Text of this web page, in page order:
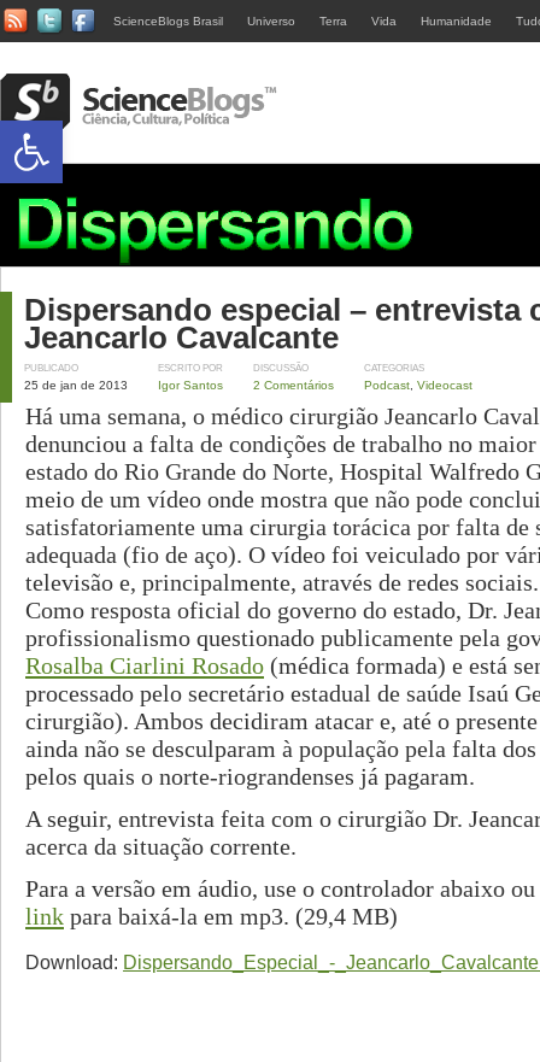
ScienceBlogs Brasil Universo Terra Vida Humanidade
Dispersando especial – entrevista
Jeancarlo Cavalcante
PUBLICADO
25 de jan de 2013
ESCRITO POR
Igor Santos
DISCUSSÃO
2 Comentários
CATEGORIAS
Podcast Videocast
Há uma semana, o médico cirurgião Jeancarlo
denunciou a falta de condições de trabalho no
estado do Rio Grande do Norte, Hospital Walfredo
meio de um vídeo onde mostra que não pode
satisfatoriamente uma cirurgia torácica por falta de
adequada (fio de aço). O vídeo foi veiculado por
televisão e, principalmente, através de redes sociais.
Como resposta oficial do governo do estado, Dr.
profissionalismo questionado publicamente pela
Rosalba Ciarlini Rosado (médica formada) e está
processado pelo secretário estadual de saúde Isaú
cirurgião). Ambos decidiram atacar e, até o
ainda não se desculparam à população pela falta
pelos quais o norte-riograndenses já pagaram.
A seguir, entrevista feita com o cirurgião Dr.
acerca da situação corrente.
Para a versão em áudio, use o controlador abaixo ou
link para baixá-la em mp3. (29,4 MB)
Download: Dispersando_Especial_-
Abrir a barra de ferramentas